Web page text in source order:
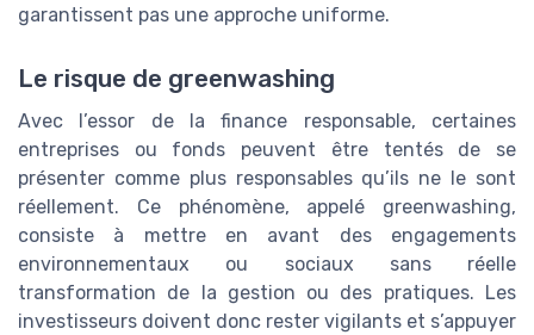
garantissent pas une approche uniforme.
Le risque de greenwashing
Avec l’essor de la finance responsable, certaines
entreprises ou fonds peuvent être tentés de se
présenter comme plus responsables qu’ils ne le sont
réellement. Ce phénomène, appelé greenwashing,
consiste à mettre en avant des engagements
environnementaux ou sociaux sans réelle
transformation de la gestion ou des pratiques. Les
investisseurs doivent donc rester vigilants et s’appuyer